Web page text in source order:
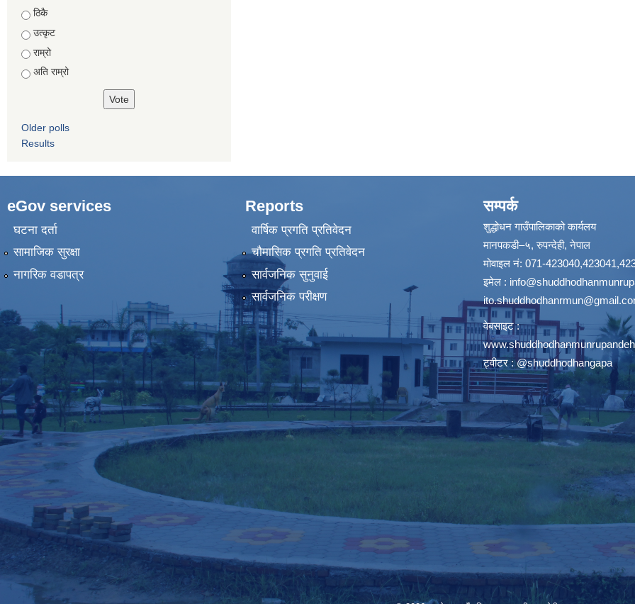
Choices
ठिकै
उत्कृट
राम्रो
अति राम्रो
Older polls
Results
eGov services
घटना दर्ता
सामाजिक सुरक्षा
नागरिक वडापत्र
Reports
वार्षिक प्रगति प्रतिवेदन
चौमासिक प्रगति प्रतिवेदन
सार्वजनिक सुनुवाई
सार्वजनिक परीक्षण
सम्पर्क
शुद्धोधन गाउँपालिकाको कार्यलय
मानपकडी–५, रुपन्देही, नेपाल
मोवाइल नं: 071-
इमेल :
वेबसाइट :
ट्वीटर : @shuddhodhangapa